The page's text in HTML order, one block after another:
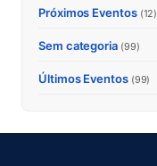
Próximos Eventos (12)
Sem categoria (99)
Últimos Eventos (99)